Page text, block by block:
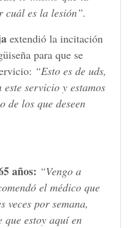
es la lesión”.
extendió la incitación
para que se
“Esto es de uds,
este servicio y estamos
de los que deseen
años: “Vengo a
el médico que
veces por semana,
estoy aquí en